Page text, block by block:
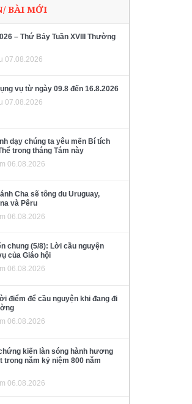
BÀI MỚI
– Thứ Bảy Tuần XVIII Thường
07.08.2026
vụ từ ngày 09.8 đến 16.8.2026
07.08.2026
dạy chúng ta yêu mến Bí tích
trong tháng Tám này
06.08.2026
Cha sẽ tông du Uruguay,
và Pêru
06.08.2026
chung (5/8): Lời cầu nguyện
của Giáo hội
06.08.2026
điểm để cầu nguyện khi đang đi
06.08.2026
kiến làn sóng hành hương
trong năm kỷ niệm 800 năm
06.08.2026